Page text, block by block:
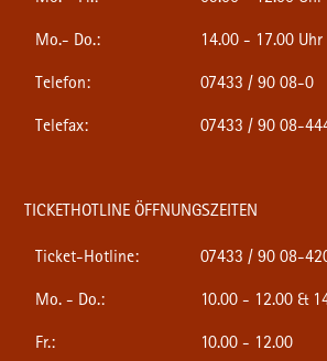
Mo.- Do.: 14.00 - 17.00 Uhr
Telefon: 07433 / 90 08-0
Telefax: 07433 / 90 08-
TICKETHOTLINE ÖFFNUNGSZEITEN
Ticket-Hotline: 07433 / 90 08-
Mo. - Do.: 10.00 - 12.00 &
Fr.: 10.00 - 12.00